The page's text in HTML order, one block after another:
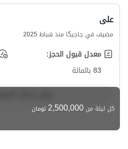
علی
مضيف في جاجیگا منذ شباط 2025
معدل قبول الحجز:
83 بالمائة
كل ليلة من2,500,000تومان